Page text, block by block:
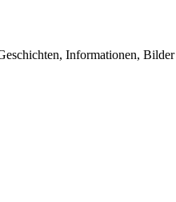
Informationen,